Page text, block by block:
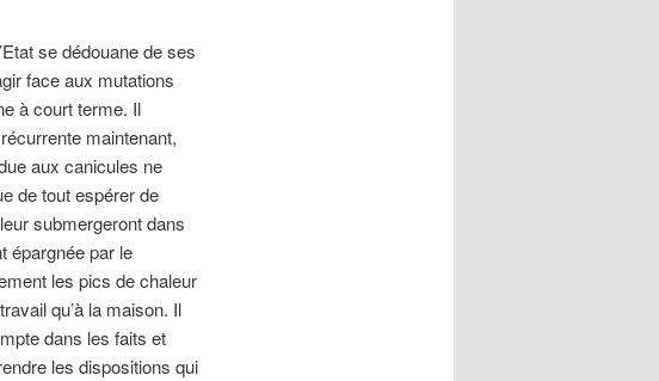
se dédouane de ses
face aux mutations
à court terme. Il
maintenant,
aux canicules ne
de tout espérer de
submergeront dans
épargnée par le
les pics de chaleur
qu’à la maison. Il
dans les faits et
les dispositions qui